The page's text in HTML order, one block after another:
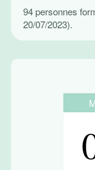
94 personnes
20/07/2023).